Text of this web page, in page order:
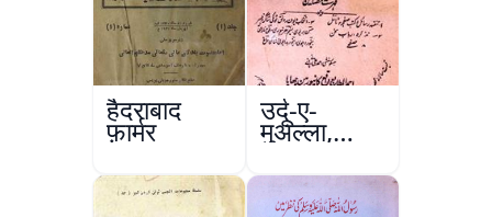
हैदराबाद
फ़ार्मर
उर्दू-ए-
मुअल्ला,
कानपुर